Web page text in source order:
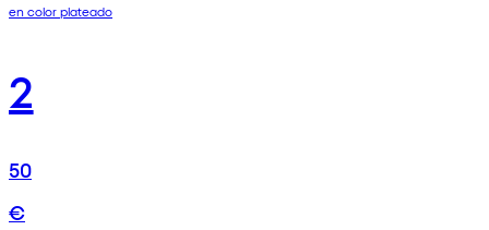
en color plateado
2
50
€